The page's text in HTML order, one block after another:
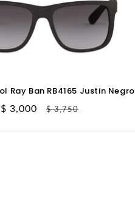
Ray Ban RB4165 Justin Negro
Precio
$ 3,000
Precio
$ 3,750